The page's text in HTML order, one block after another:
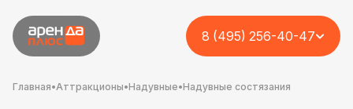
8 (495) 256-40-47
Главная•Аттракционы•Надувные•Надувные состязания